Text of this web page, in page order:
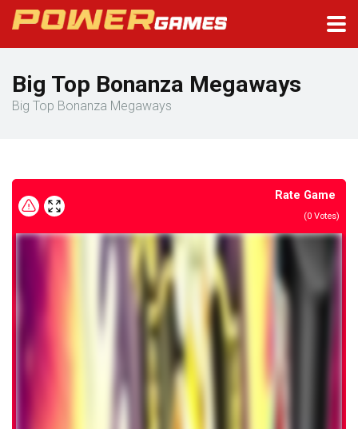
Big Top Bonanza Megaways
Big Top Bonanza Megaways
Rate Game
(0 Votes)